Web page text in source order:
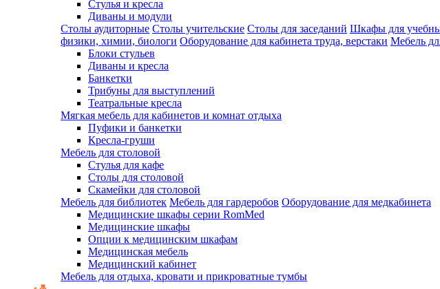
Стулья и кресла
Диваны и модули
Столы аудиторные Столы учительские Столы для заседаний Шкафы для
физики, химии, биологи Оборудование для кабинета труда, верстаки Мебель
Блоки стульев
Диваны и кресла
Банкетки
Трибуны для выступлений
Театральные кресла
Мягкая мебель для кабинетов и комнат отдыха
Пуфики и банкетки
Кресла-груши
Мебель для столовой
Cтулья для кафе
Cтолы для столовой
Скамейки для столовой
Мебель для библиотек Мебель для гардеробов Оборудование для медкабинета
Медицинские шкафы серии RomMed
Медицинские шкафы
Опции к медицинским шкафам
Медицинская мебель
Медицинский кабинет
Мебель для отдыха, кровати и прикроватные тумбы